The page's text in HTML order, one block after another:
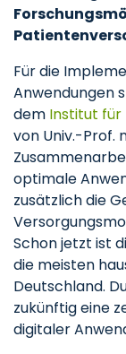
Für die
Anwendungen
dem Institut für
von Univ.-Prof.
optimale
zusätzlich die
Schon jetzt ist
die meisten
Deutschland.
zukünftig eine
digitaler